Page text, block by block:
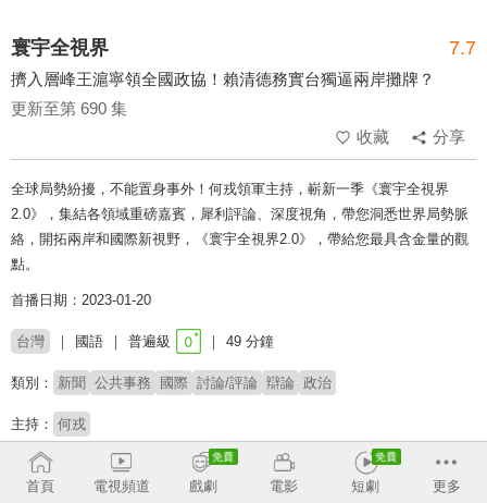
寰宇全視界 7.7
擠入層峰王滬寧領全國政協！賴清德務實台獨逼兩岸攤牌？
更新至第 690 集
收藏
分享
全球局勢紛擾，不能置身事外！何戎領軍主持，嶄新一季《寰宇全視界
2.0》，集結各領域重磅嘉賓，犀利評論、深度視角，帶您洞悉世界局勢脈
絡，開拓兩岸和國際新視野，《寰宇全視界2.0》，帶給您最具含金量的觀
點。
首播日期：2023-01-20
台灣 國語 普遍級 49 分鐘
類別： 新聞 公共事務 國際 討論/評論 辯論 政治
主持： 何戎
首頁 電視頻道 戲劇 電影 短劇 更多